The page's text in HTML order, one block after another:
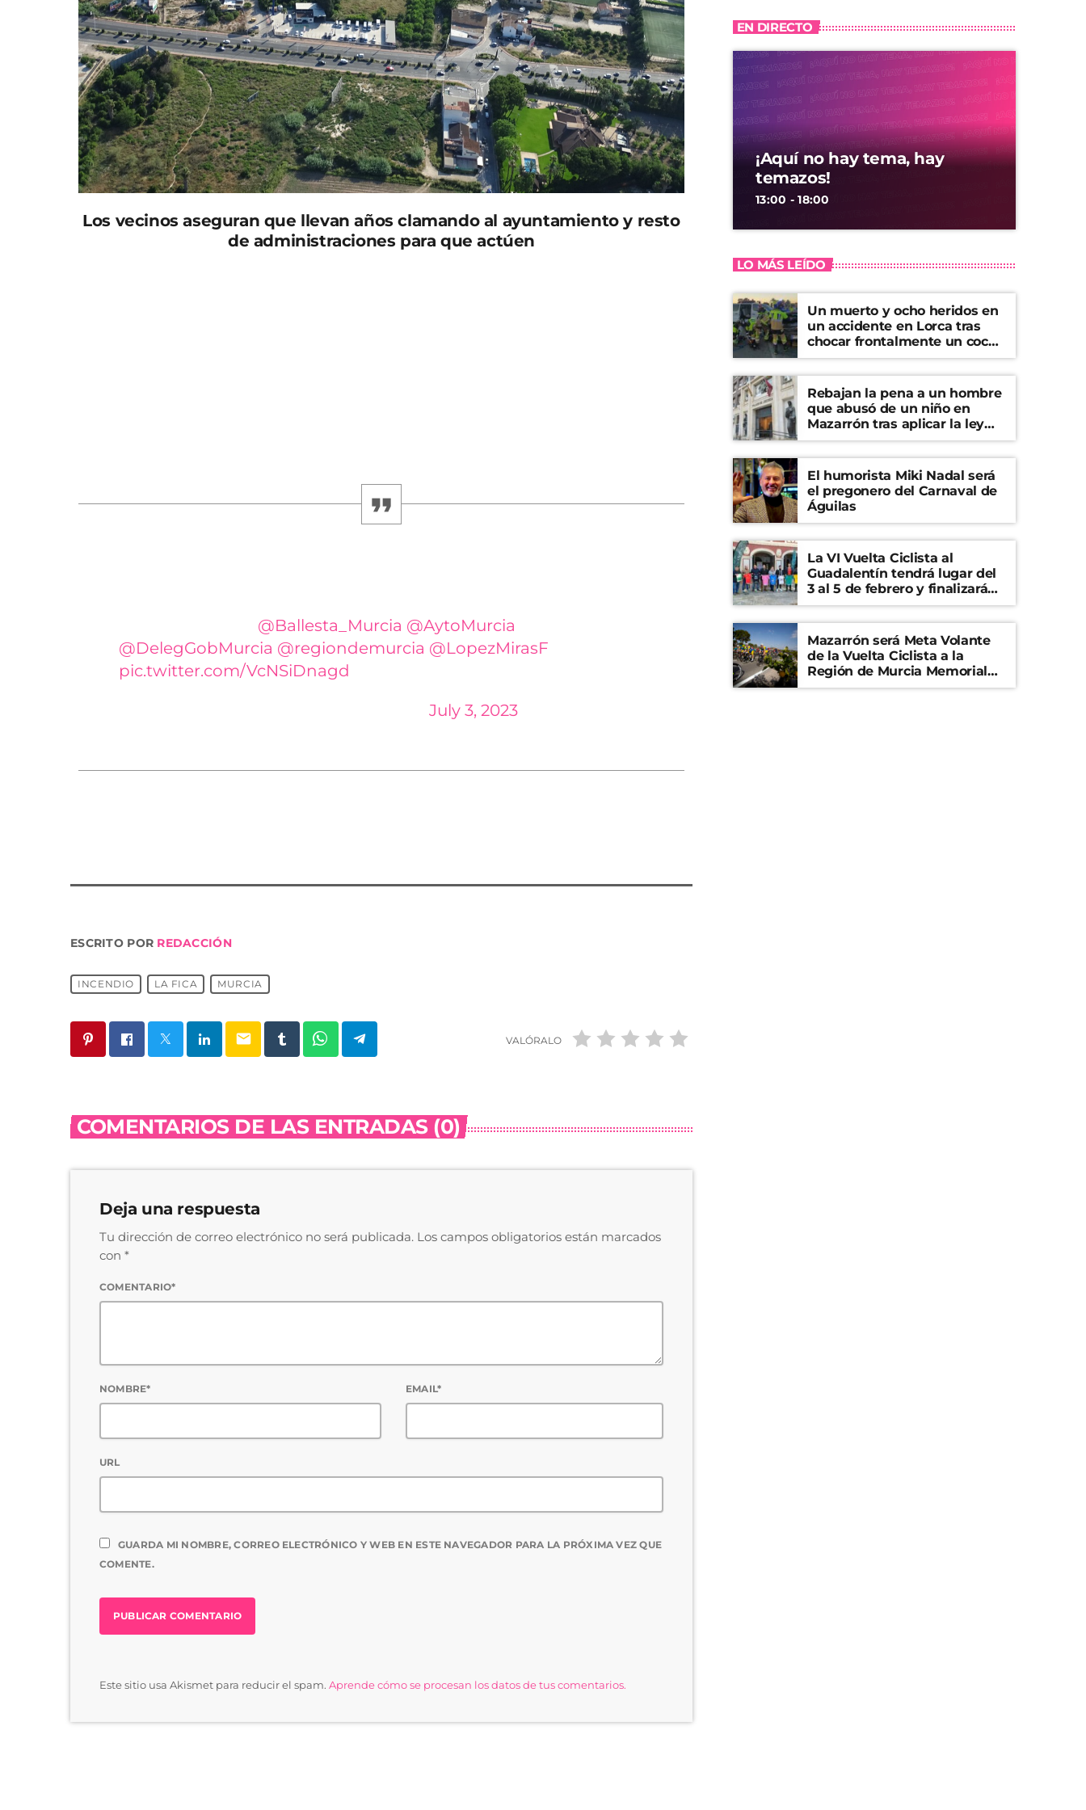
Los vecinos aseguran que llevan años clamando al ayuntamientoy resto
de administraciones para que actúen
@Ballesta_Murcia @AytoMurcia
@DelegGobMurcia @regiondemurcia @LopezMirasF
pic.twitter.com/VcNSiDnagd
July 3, 2023
ESCRITO POR REDACCIÓN
INCENDIO LA FICA MURCIA
email VALÓRALO
COMENTARIOS DE LAS ENTRADAS (0)
Deja una respuesta
Tu dirección de correo electrónico no será publicada. Los campos obligatorios están marcados
con *
COMENTARIO*
NOMBRE* EMAIL*
URL
GUARDA MI NOMBRE, CORREO ELECTRÓNICO Y WEB EN ESTE NAVEGADOR PARA LA PRÓXIMA VEZ QUE
COMENTE.
Este sitio usa Akismet para reducir el spam. Aprende cómo se procesan los datos de tus comentarios.
EN DIRECTO
¡Aquí no hay tema, hay
temazos!
13:00 - 18:00
LO MÁS LEÍDO
Un muerto y ocho heridos en
un accidente en Lorca tras
chocar frontalmente un coche
y una furgoneta
Rebajan la pena a un hombre
que abusó de un niño en
Mazarrón tras aplicar la ley
del ‘solo sí es sí’
El humorista Miki Nadal será
el pregonero del Carnaval de
Águilas
La VI Vuelta Ciclista al
Guadalentín tendrá lugar del
3 al 5 de febrero y finalizará
en el Castillo de Lorca
Mazarrón será Meta Volante
de la Vuelta Ciclista a la
Región de Murcia Memorial
Mariano Rojas